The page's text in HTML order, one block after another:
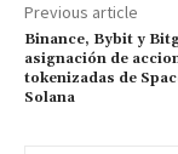
Previous article
Binance, Bybit y
asignación de
tokenizadas de
Solana